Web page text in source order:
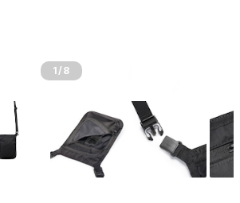
1 /8